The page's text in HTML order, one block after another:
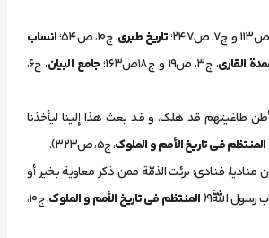
تاریخ طبری، ج10، ص54؛
انساب
القاری، ج3، ص19 و ج18ص163؛ جامع البیان
، ج6،
طاغيتهم قد هلك، و قد بعث هذا إلينا ليأخذنا
المنتظم في تاريخ الأمم و الملوك، ج5، ص323).
مناديا، فنادى: برئت الذمّة ممن ذكر معاوية بخير أو
اللَّه9(
المنتظم في تاريخ الأمم و الملوك
، ج10،